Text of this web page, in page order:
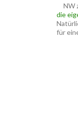
NW
die
für